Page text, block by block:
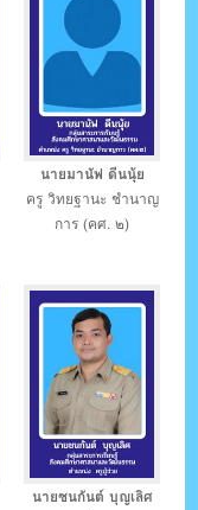
นายมานัฟ ดีนนุ้ย
ครู วิทยฐานะ ชำนาญ
การ (คศ. ๒)
นายชนกันต์ บุญเลิศ